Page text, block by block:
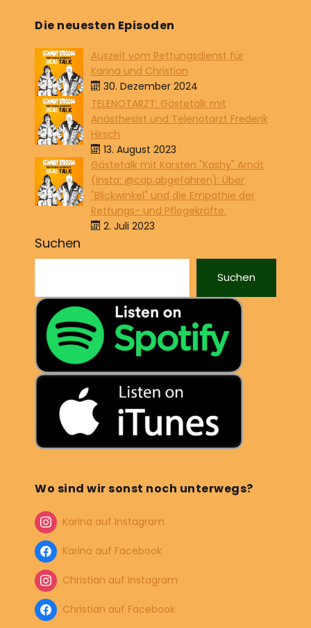
Die neuesten Episoden
Auszeit vom Rettungsdienst für
Karina und Christian
30. Dezember 2024
TELENOTARZT: Gästetalk mit
Anästhesist und Telenotarzt Frederik
Hirsch
13. August 2023
Gästetalk mit Karsten "Kashy" Arndt
(Insta: @cap.abgefahren): Über
"Blickwinkel" und die Empathie der
Rettungs- und Pflegekräfte.
2. Juli 2023
Suchen
Suchen
Wo sind wir sonst noch unterwegs?
Karina auf Instagram
Karina auf Facebook
Christian auf Instagram
Christian auf Facebook